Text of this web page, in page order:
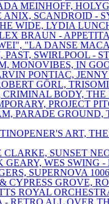
MEINHOFF,
SCANDROID -
WIDE, LYDIA
BRAUN -
"LA DANSE
SWIRLPOOL -
MONOVIBES, IN
PONTIAC,
GÖRL,
BODY,
PROJECT
PARADE
ART,
SUNSET
WES SWING
SUPERNOVA
CYPRESS GROVE,
ROYAL
- RETRO ALL OVER